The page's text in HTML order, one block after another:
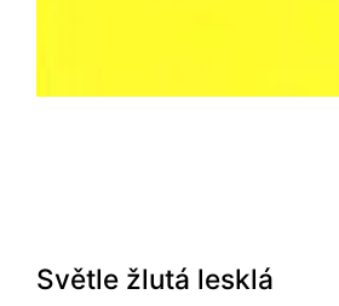
Světle žlutá lesklá